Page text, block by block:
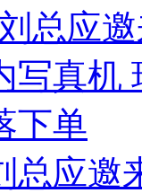
总应邀